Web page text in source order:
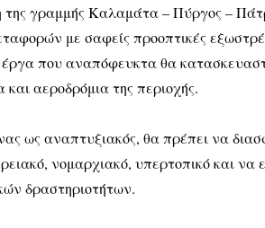
γραμμής Καλαμάτα – Πύργος –
με σαφείς προοπτικές
έργα που αναπόφευκτα θα
αεροδρόμια της περιοχής.
ως αναπτυξιακός, θα πρέπει να
νομαρχιακό, υπερτοπικό και να
δραστηριοτήτων.